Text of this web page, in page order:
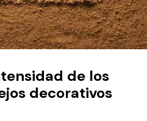
de los
decorativos